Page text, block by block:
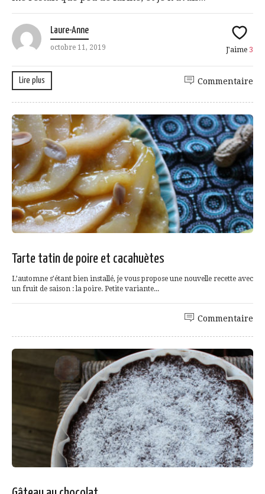
Laure-Anne
octobre 11, 2019 J'aime 3
Lire plus Commentaire
Tarte tatin de poire et cacahuètes
L’automne s’étant bien installé, je vous propose une nouvelle recette avec
un fruit de saison : la poire. Petite variante...
Commentaire